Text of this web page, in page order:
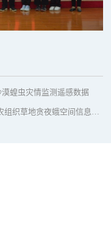
蝗虫灾情监测遥感数据
地贪夜蛾空间信息监测预警